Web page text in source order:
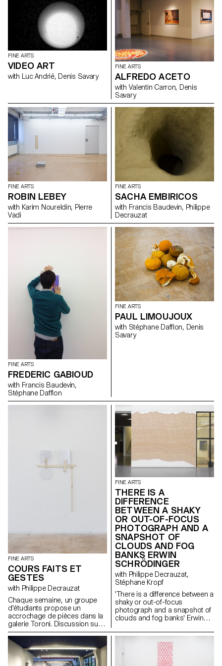
FINE ARTS
VIDEO ART
with Luc Andrié, Denis Savary
FINE ARTS
ALFREDO ACETO
with Valentin Carron, Denis
Savary
FINE ARTS
ROBIN LEBEY
with Karim Noureldin, Pierre
Vadi
FINE ARTS
SACHA EMBIRICOS
with Francis Baudevin, Philippe
Decrauzat
FINE ARTS
FREDERIC GABIOUD
with Francis Baudevin,
Stéphane Dafflon
FINE ARTS
PAUL LIMOUJOUX
with Stéphane Dafflon, Denis
Savary
FINE ARTS
COURS FAITS ET
GESTES
with Philippe Decrauzat
Chaque semaine, un groupe
d'étudiants propose un
accrochage de pièces dans la
galerie Toroni. Discussion sur
l'exposition et les liens
périphériques que créent ces
situations.
FINE ARTS
THERE IS A
DIFFERENCE
BETWEEN A SHAKY
OR OUT-OF-FOCUS
PHOTOGRAPH AND A
SNAPSHOT OF
CLOUDS AND FOG
BANKS ERWIN
SCHRÖDINGER
with Philippe Decrauzat,
Stéphane Kropf
'There is a difference between a
shaky or out-of-focus
photograph and a snapshot of
clouds and fog banks' Erwin
des étudiants de 2ème année
dans le cadre du séminaire
Faits et Gestes dirigé par
Philippe Decrauzat avec Bas